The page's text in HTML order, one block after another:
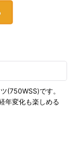
(750WSS)です。
年変化も楽しめる